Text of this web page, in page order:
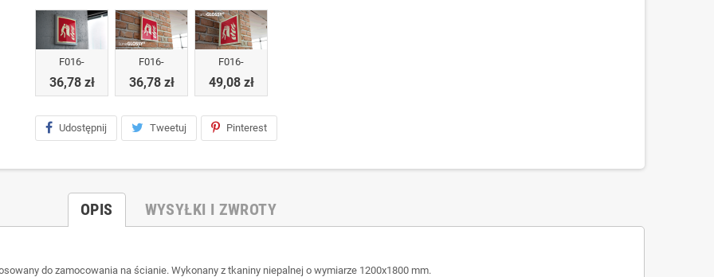
F016-
36,78 zł
F016-
36,78 zł
F016-
49,08 zł
Udostępnij Tweetuj Pinterest
OPIS WYSYŁKI I ZWROTY
do zamocowania na ścianie. Wykonany z tkaniny niepalnej o wymiarze 1200x1800 mm.